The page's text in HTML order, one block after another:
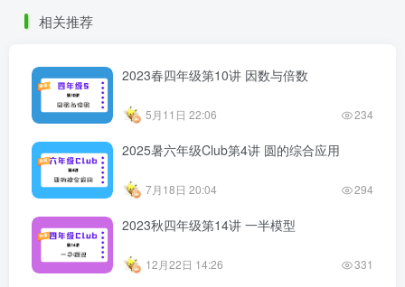
相关推荐
2023春四年级第10讲 因数与倍数
5月11日 22:06 234
2025暑六年级Club第4讲 圆的综合应用
7月18日 20:04 294
2023秋四年级第14讲 一半模型
12月22日 14:26 331